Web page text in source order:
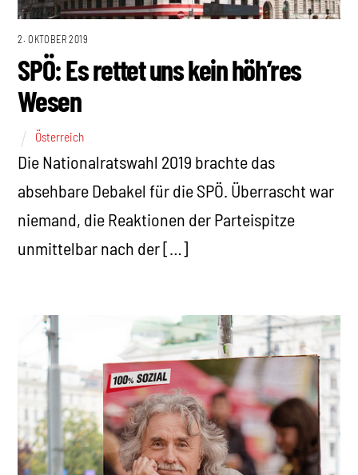
2. OKTOBER 2019
SPÖ: Es rettet uns kein höh’res
Wesen
Österreich
Die Nationalratswahl 2019 brachte das
absehbare Debakel für die SPÖ. Überrascht war
niemand, die Reaktionen der Parteispitze
unmittelbar nach der […]